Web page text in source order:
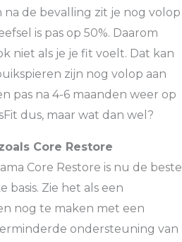
de bevalling zit je nog volop
is pas op 50%. Daarom
niet als je je fit voelt. Dat kan
zijn nog volop aan
pas na 4-6 maanden weer op
dus, maar wat dan wel?
Core Restore
Core Restore is nu de beste
basis. Zie het als een
nog te maken met een
ondersteuning van